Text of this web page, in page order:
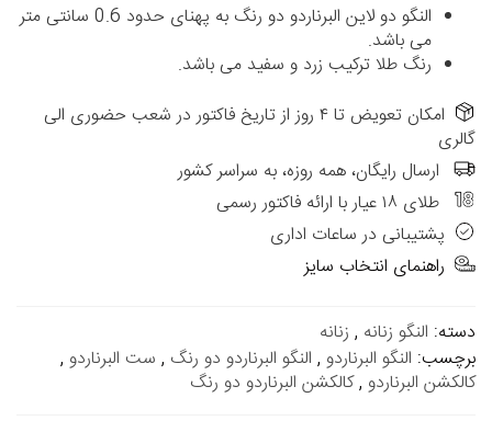
النگو دو لاین البرناردو دو رنگ به پهنای حدود 0.6 سانتی متر
می باشد.
رنگ طلا ترکیب زرد و سفید می باشد.
امکان تعویض تا ۴ روز از تاریخ فاکتور در شعب حضوری الی
گالری
ارسال رایگان، همه روزه، به سراسر کشور
طلای ۱۸ عیار با ارائه فاکتور رسمی
پشتیبانی در ساعات اداری
راهنمای انتخاب سایز
دسته: النگو زنانه , زنانه
برچسب: النگو البرناردو , النگو البرناردو دو رنگ , ست البرناردو ,
کالکشن البرناردو ,کالکشن البرناردو دو رنگ